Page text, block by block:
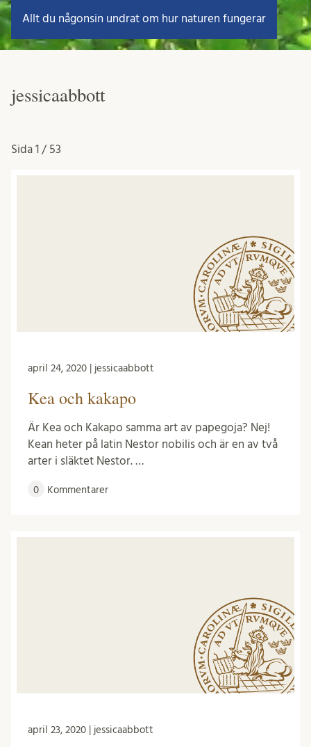
Allt du någonsin undrat om hur naturen fungerar
jessicaabbott
Sida 1 / 53
april 24, 2020 | jessicaabbott
Kea och kakapo
Är Kea och Kakapo samma art av papegoja? Nej!
Kean heter på latin Nestor nobilis och är en av två
arter i släktet Nestor. …
0 Kommentarer
april 23, 2020 | jessicaabbott